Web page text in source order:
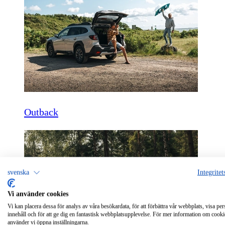
Outback
svenska
Vi använder cookies
Vi kan placera dessa för analys av våra besökardata, för att förbättra vår webbplats, visa
innehåll och för att ge dig en fantastisk webbplatsupplevelse. För mer information om
använder vi öppna inställningarna.